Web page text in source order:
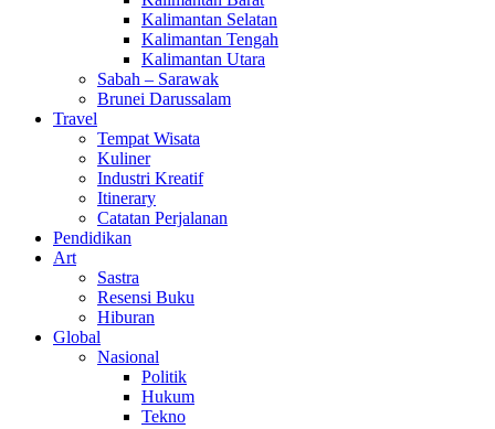
Kalimantan Selatan
Kalimantan Tengah
Kalimantan Utara
Sabah – Sarawak
Brunei Darussalam
Travel
Tempat Wisata
Kuliner
Industri Kreatif
Itinerary
Catatan Perjalanan
Pendidikan
Art
Sastra
Resensi Buku
Hiburan
Global
Nasional
Politik
Hukum
Tekno